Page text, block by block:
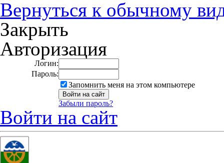
Вернуться к обычному
Закрыть
Авторизация
Логин:
Пароль:
Запомнить меня на этом компьютере
Забыли пароль?
Войти на сайт